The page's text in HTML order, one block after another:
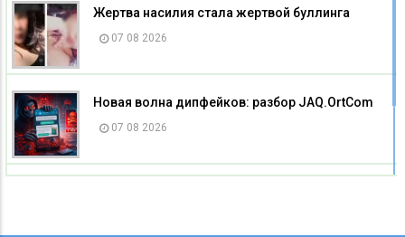
Жертва насилия стала жертвой буллинга
07 08 2026
Новая волна дипфейков: разбор JAQ.OrtCom
07 08 2026